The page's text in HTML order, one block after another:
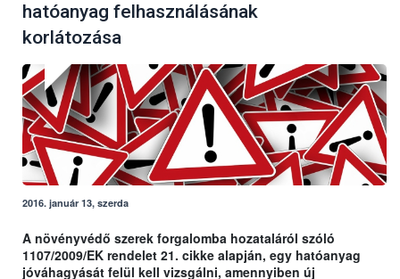
hatóanyag felhasználásának
korlátozása
2016. január 13, szerda
A növényvédő szerek forgalomba hozataláról szóló
1107/2009/EK rendelet 21. cikke alapján, egy hatóanyag
jóváhagyását felül kell vizsgálni, amennyiben új